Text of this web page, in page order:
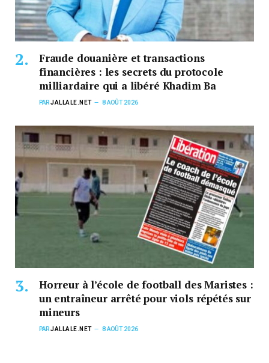
Fraude douanière et transactions
financières : les secrets du protocole
milliardaire qui a libéré Khadim Ba
PARJALLALE.NET 8 AOÛT 2026
Horreur à l’école de football des Maristes :
un entraîneur arrêté pour viols répétés sur
mineurs
PARJALLALE.NET 8 AOÛT 2026